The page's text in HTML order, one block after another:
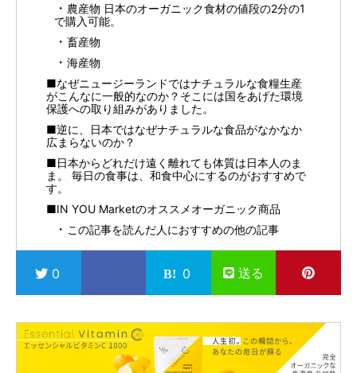
農産物 日本のオーガニック食材の値段の2分の1
で購入可能。
畜産物
海産物
■なぜニュージーランドではナチュラルな食糧生産
がこんなに一般的なのか？そこには国をあげた環境
保護への取り組みがありました。
■逆に、日本ではなぜナチュラルな食品がなかなか
広まらないのか？
■日本からどれだけ遠く離れても体質は日本人のま
ま。 毎日の食事は、和食中心にするのがおすすめで
す。
■IN YOU Marketのオススメオーガニック商品
この記事を読んだ人におすすめの他の記事
0 0 送る